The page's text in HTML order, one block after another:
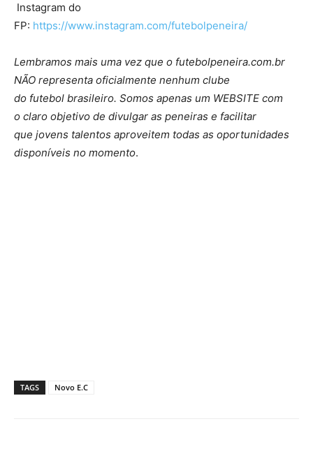
Instagram do
FP: https://www.instagram.com/futebolpeneira/
Lembramos mais uma vez que o futebolpeneira.com.br
NÃO representa oficialmente nenhum clube
do futebol brasileiro. Somos apenas um WEBSITE com
o claro objetivo de divulgar as peneiras e facilitar
que jovens talentos aproveitem todas as oportunidades
disponíveis no momento.
TAGS Novo E.C